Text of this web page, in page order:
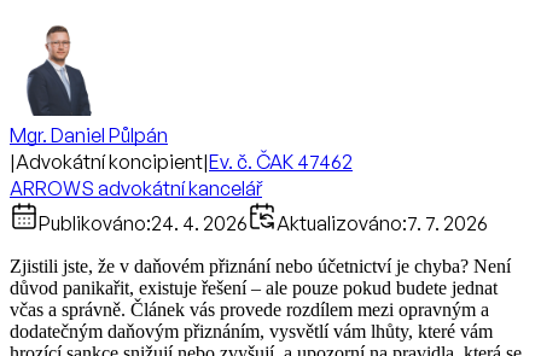
Mgr. Daniel Půlpán
|Advokátní koncipient|Ev. č. ČAK 47462
ARROWS advokátní kancelář
Publikováno:24. 4. 2026 Aktualizováno:7. 7. 2026
Zjistili jste, že v daňovém přiznání nebo účetnictví je chyba? Není
důvod panikařit, existuje řešení – ale pouze pokud budete jednat
včas a správně. Článek vás provede rozdílem mezi opravným a
dodatečným daňovým přiznáním, vysvětlí vám lhůty, které vám